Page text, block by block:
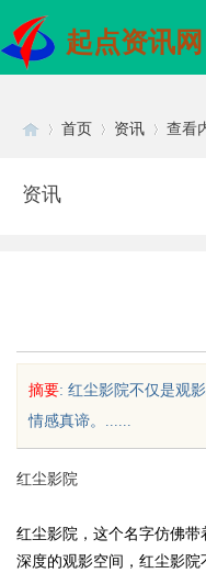
起点资讯网
首页 资讯 查看
资讯
摘要: 红尘影院不仅是观
情感真谛。......
红尘影院
红尘影院，这个名字仿佛
深度的观影空间，红尘影
项目软件开发商，
业秘诀？